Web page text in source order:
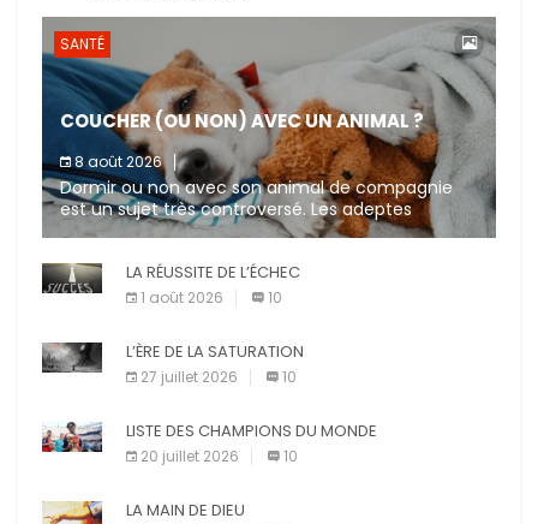
SANTÉ
COUCHER (OU NON) AVEC UN ANIMAL ?
8 août 2026
Dormir ou non avec son animal de compagnie
est un sujet très controversé. Les adeptes
affirment que la présence de leur compagnon à
LA RÉUSSITE DE L’ÉCHEC
1 août 2026 10
L’ÈRE DE LA SATURATION
27 juillet 2026 10
LISTE DES CHAMPIONS DU MONDE
20 juillet 2026 10
LA MAIN DE DIEU